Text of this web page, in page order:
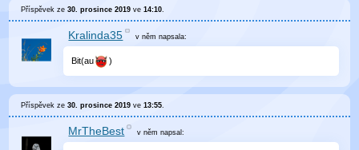
Příspěvek ze30. prosince 2019 ve14:10.
Kralinda35 v němnapsala:
Bit(au )
Příspěvek ze30. prosince 2019 ve13:55.
MrTheBest v němnapsal: